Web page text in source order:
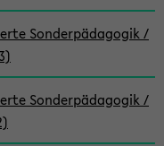
Sonderpädagogik /
Sonderpädagogik /